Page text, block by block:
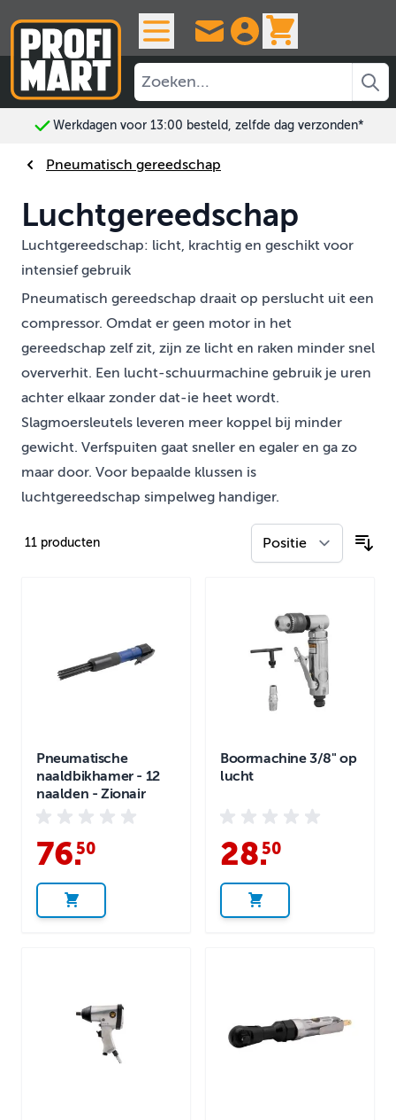
Werkdagen voor 13:00 besteld, zelfde dag verzonden*
Pneumatisch gereedschap
Luchtgereedschap
Luchtgereedschap: licht, krachtig en geschikt voor
intensief gebruik
Pneumatisch gereedschap draait op perslucht uit een
compressor. Omdat er geen motor in het
gereedschap zelf zit, zijn ze licht en raken minder snel
oververhit. Een lucht-schuurmachine gebruik je uren
achter elkaar zonder dat-ie heet wordt.
Slagmoersleutels leveren meer koppel bij minder
gewicht. Verfspuiten gaat sneller en egaler en ga zo
maar door. Voor bepaalde klussen is
luchtgereedschap simpelweg handiger.
11 producten
Pneumatische
naaldbikhamer - 12
naalden - Zionair
76.
50
Boormachine 3/8" op
lucht
28.
50